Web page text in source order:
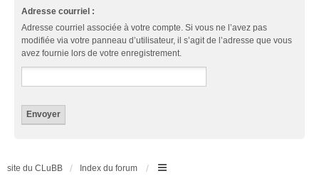
Adresse courriel :
Adresse courriel associée à votre compte. Si vous ne l’avez pas
modifiée via votre panneau d’utilisateur, il s’agit de l’adresse que vous
avez fournie lors de votre enregistrement.
site du CLuBB Index du forum